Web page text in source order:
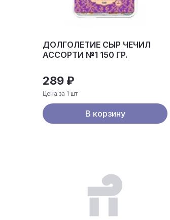
ДОЛГОЛЕТИЕ СЫР ЧЕЧИЛ
АССОРТИ №1 150 ГР.
289 ₽
Цена за 1 шт
В корзину